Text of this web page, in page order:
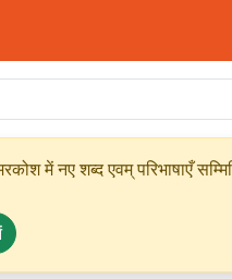
में नए शब्द एवम् परिभाषाएँ